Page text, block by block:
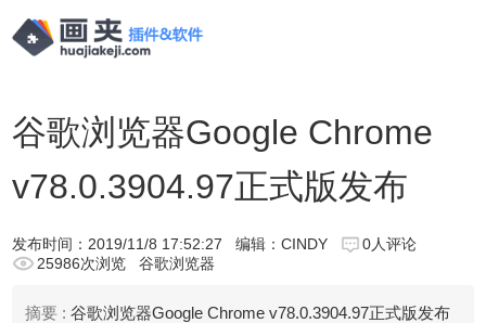
谷歌浏览器Google Chrome
v78.0.3904.97正式版发布
发布时间： 2019/11/8 17:52:27 编辑：CINDY
0人评论
25986次浏览
谷歌浏览器
摘要 : 谷歌浏览器Google Chrome v78.0.3904.97正式版发布